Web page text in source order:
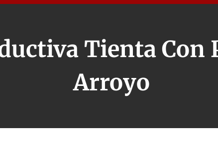
Tienta Con
Arroyo